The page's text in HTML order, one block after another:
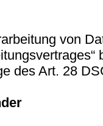
von
des Art. 28